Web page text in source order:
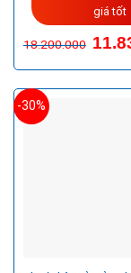
giá tốt
18.200.000
-30%